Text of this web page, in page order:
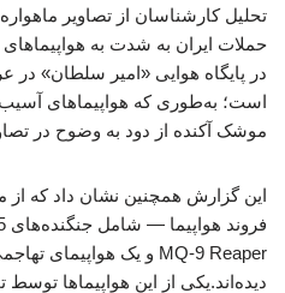
تحلیل کارشناسان از تصاویر
حملات ایران به شدت به
در پایگاه هوایی «امیر سلطان»
است؛ به‌طوری که هواپیماهای
موشک آکنده از دود به وضوح در